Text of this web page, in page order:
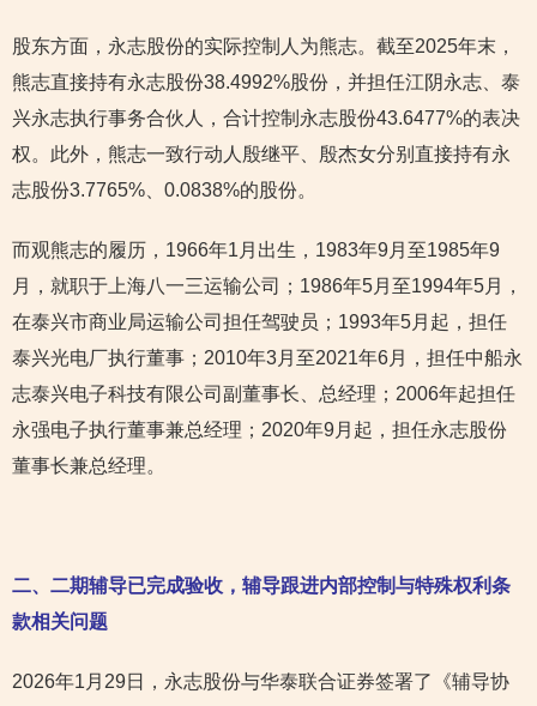
股东方面，永志股份的实际控制人为熊志。截至2025年末，
熊志直接持有永志股份38.4992%股份，并担任江阴永志、泰
兴永志执行事务合伙人，合计控制永志股份43.6477%的表决
权。此外，熊志一致行动人殷继平、殷杰女分别直接持有永
志股份3.7765%、0.0838%的股份。
而观熊志的履历，1966年1月出生，1983年9月至1985年9
月，就职于上海八一三运输公司；1986年5月至1994年5月，
在泰兴市商业局运输公司担任驾驶员；1993年5月起，担任
泰兴光电厂执行董事；2010年3月至2021年6月，担任中船永
志泰兴电子科技有限公司副董事长、总经理；2006年起担任
永强电子执行董事兼总经理；2020年9月起，担任永志股份
董事长兼总经理。
二、二期辅导已完成验收，辅导跟进内部控制与特殊权利条
款相关问题
2026年1月29日，永志股份与华泰联合证券签署了《辅导协